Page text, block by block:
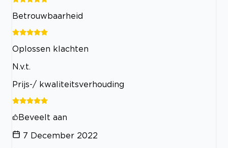
Betrouwbaarheid
Oplossen klachten
N.v.t.
Prijs-/ kwaliteitsverhouding
Beveelt aan
7 December 2022